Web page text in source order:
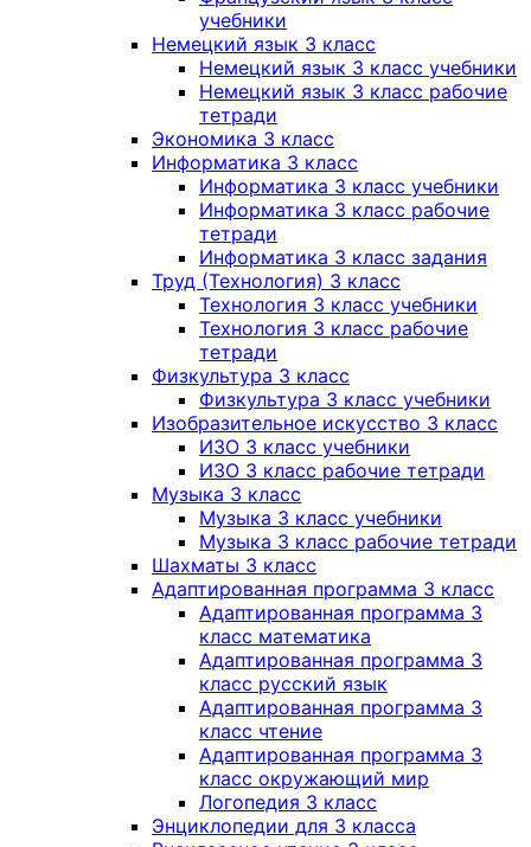
учебники
Немецкий язык 3 класс
Немецкий язык 3 класс учебники
Немецкий язык 3 класс рабочие
тетради
Экономика 3 класс
Информатика 3 класс
Информатика 3 класс учебники
Информатика 3 класс рабочие
тетради
Информатика 3 класс задания
Труд (Технология) 3 класс
Технология 3 класс учебники
Технология 3 класс рабочие
тетради
Физкультура 3 класс
Физкультура 3 класс учебники
Изобразительное искусство 3 класс
ИЗО 3 класс учебники
ИЗО 3 класс рабочие тетради
Музыка 3 класс
Музыка 3 класс учебники
Музыка 3 класс рабочие тетради
Шахматы 3 класс
Адаптированная программа 3 класс
Адаптированная программа 3
класс математика
Адаптированная программа 3
класс русский язык
Адаптированная программа 3
класс чтение
Адаптированная программа 3
класс окружающий мир
Логопедия 3 класс
Энциклопедии для 3 класса